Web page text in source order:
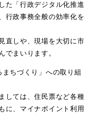
た「行政デジタル化推進
行政事務全般の効率化を
直しや、現場を大切に市
でまいります。
ちづくり」への取り組
しては、住民票など各種
に、マイナポイント利用